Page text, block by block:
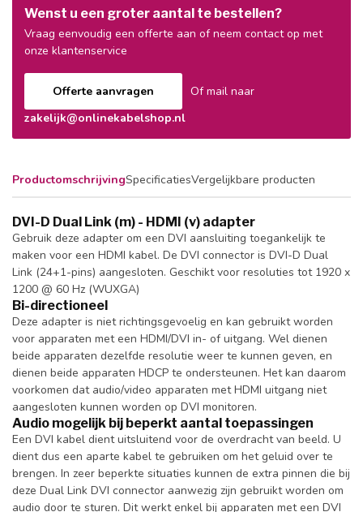
Wenst u een groter aantal te bestellen?
Vraag eenvoudig een offerte aan of neem contact op met
onze klantenservice
Offerte aanvragen
Of mail naar
zakelijk@onlinekabelshop.nl
ProductomschrijvingSpecificatiesVergelijkbare producten
DVI-D Dual Link (m) - HDMI (v) adapter
Gebruik deze adapter om een DVI aansluiting toegankelijk te
maken voor een HDMI kabel. De DVI connector is DVI-D Dual
Link (24+1-pins) aangesloten. Geschikt voor resoluties tot 1920 x
1200 @ 60 Hz (WUXGA)
Bi-directioneel
Deze adapter is niet richtingsgevoelig en kan gebruikt worden
voor apparaten met een HDMI/DVI in- of uitgang. Wel dienen
beide apparaten dezelfde resolutie weer te kunnen geven, en
dienen beide apparaten HDCP te ondersteunen. Het kan daarom
voorkomen dat audio/video apparaten met HDMI uitgang niet
aangesloten kunnen worden op DVI monitoren.
Audio mogelijk bij beperkt aantal toepassingen
Een DVI kabel dient uitsluitend voor de overdracht van beeld. U
dient dus een aparte kabel te gebruiken om het geluid over te
brengen. In zeer beperkte situaties kunnen de extra pinnen die bij
deze Dual Link DVI connector aanwezig zijn gebruikt worden om
audio door te sturen. Dit werkt enkel bij apparaten met een DVI